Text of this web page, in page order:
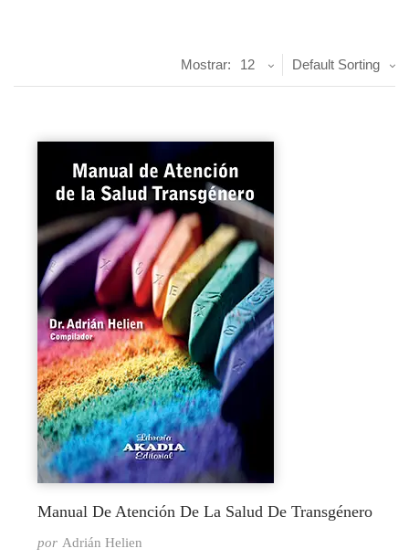
Default Sorting
Mostrar: 12
Manual De Atención De La Salud De Transgénero
por Adrián Helien